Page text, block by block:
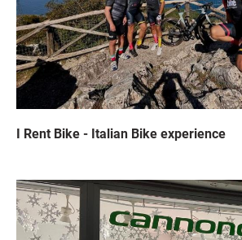
I Rent Bike - Italian Bike experience
Immagine